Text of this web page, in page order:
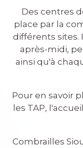
Des centres
place par la
différents sites.
après-midi,
ainsi qu'à
Pour en savoir
les TAP,
Combrailles